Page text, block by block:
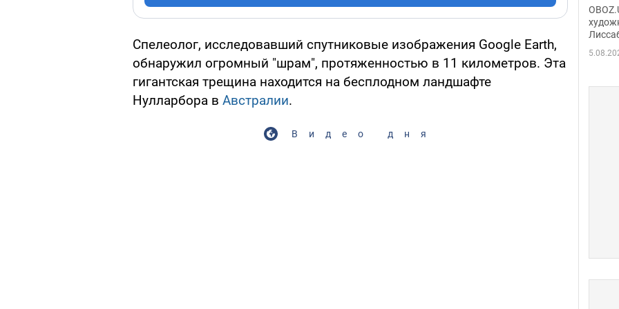
Спелеолог, исследовавший спутниковые изображения Google Earth,
обнаружил огромный "шрам", протяженностью в 11 километров. Эта
гигантская трещина находится на бесплодном ландшафте
Нулларбора в Австралии.
Видео дня
сына